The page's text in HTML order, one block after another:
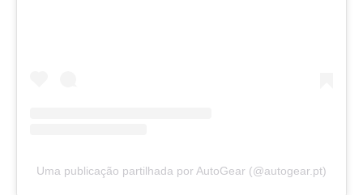
Uma publicação partilhada por AutoGear (@autogear.pt)